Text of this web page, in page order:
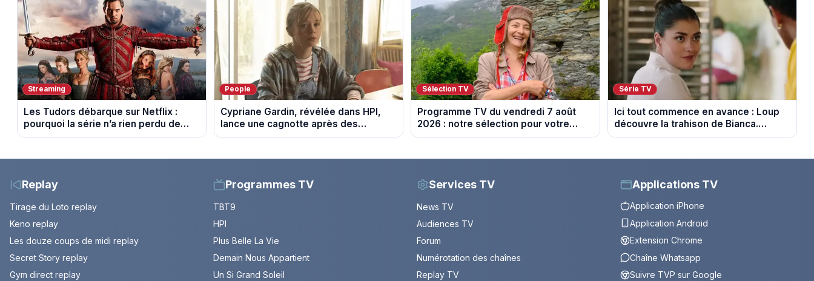
Streaming
Les Tudors débarque sur Netflix :
pourquoi la série n’a rien perdu de
son pouvoir
People
Cypriane Gardin, révélée dans HPI,
lance une cagnotte après des
difficultés financières
Sélection TV
Programme TV du vendredi 7 août
2026 : notre sélection pour votre
soirée télé
Série TV
Ici tout commence en avance : Loup
découvre la trahison de Bianca.
Episode du 10 août 2026 (spoiler)
Replay
Tirage du Loto replay
Keno replay
Les douze coups de midi replay
Secret Story replay
Gym direct replay
Programmes TV
TBT9
HPI
Plus Belle La Vie
Demain Nous Appartient
Un Si Grand Soleil
Services TV
News TV
Audiences TV
Forum
Numérotation des chaînes
Replay TV
Applications TV
Application iPhone
Application Android
Extension Chrome
Chaîne Whatsapp
Suivre TVP sur Google